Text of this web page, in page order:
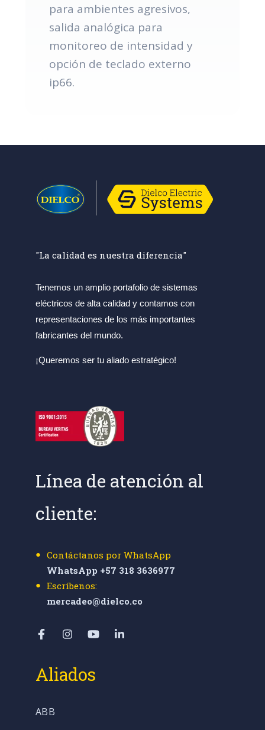
para ambientes agresivos,
salida analógica para
monitoreo de intensidad y
opción de teclado externo
ip66.
"La calidad es nuestra diferencia"
Tenemos un amplio portafolio de sistemas
eléctricos de alta calidad y contamos con
representaciones de los más importantes
fabricantes del mundo.
¡Queremos ser tu aliado estratégico!
Línea de atención al
cliente:
Contáctanos por WhatsApp
WhatsApp +57 318 3636977
Escríbenos:
mercadeo@dielco.co
Aliados
ABB